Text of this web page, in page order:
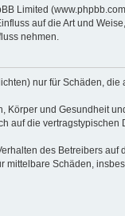
Limited
auf die Art und
nehmen.
nur für Schäden,
Körper und Gesundheit
auf die vertragstypischen
des Betreibers auf
mittelbare Schäden,